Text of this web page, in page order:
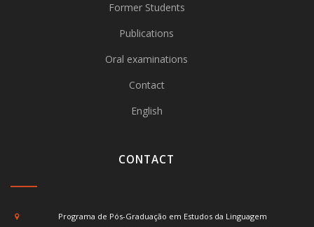
Former Students
Publications
Oral examinations
Contact
English
CONTACT
Programa de Pós-Graduação em Estudos da Linguagem